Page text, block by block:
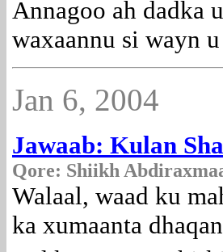
Annagoo ah dadka
waxaannu si wayn
Jan 6, 2004
Jawaab: Kulan
Qore: Shiikh
Walaal, waad ku
ka xumaanta